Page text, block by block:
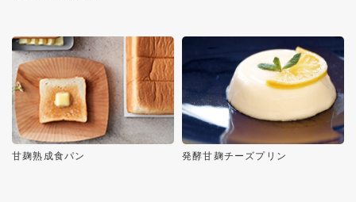
甘麹熟成食パン 発酵甘麹チーズプリン